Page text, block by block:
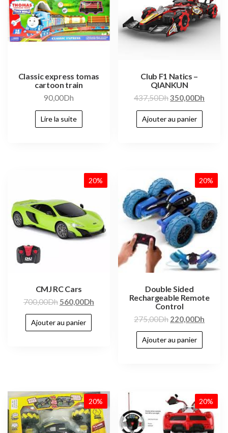
Classic express tomas
cartoon train
90,00Dh
Lire la suite
Club F1 Natics –
QIANKUN
437,50Dh350,00Dh
Ajouter au panier
20%
CMJ RC Cars
700,00Dh 560,00Dh
Ajouter au panier
20%
Double Sided
Rechargeable Remote
Control
275,00Dh 220,00Dh
Ajouter au panier
20% 20%